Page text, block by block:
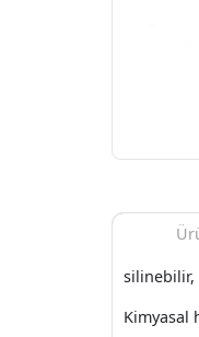
silinebilir,
Kimyasal